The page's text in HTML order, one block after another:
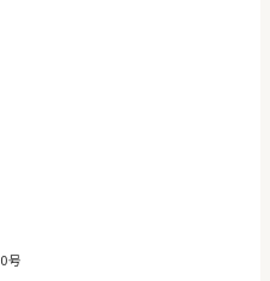
号